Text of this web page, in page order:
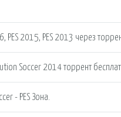
PES 2015, PES 2013 через
Soccer 2014 торрент
- PES Зона.